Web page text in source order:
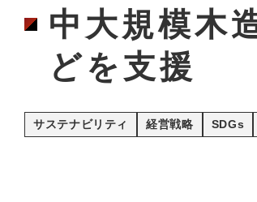
中大規模木
どを支援
サステナビリティ 経営戦略 SDGs